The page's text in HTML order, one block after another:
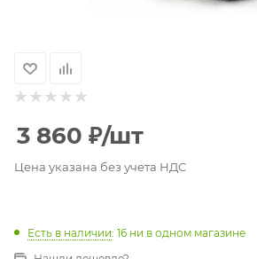
3 860 ₽/шт
Цена указана без учета НДС
Есть в наличии: 16 ни в одном магазине